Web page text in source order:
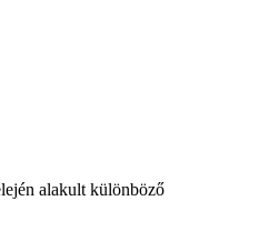
alakult különböző